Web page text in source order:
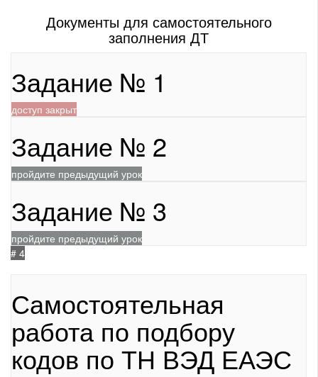
Документы для самостоятельного
заполнения ДТ
Задание № 1
доступ закрыт
Задание № 2
пройдите предыдущий урок
Задание № 3
пройдите предыдущий урок
# 4
Самостоятельная
работа по подбору
кодов по ТН ВЭД ЕАЭС